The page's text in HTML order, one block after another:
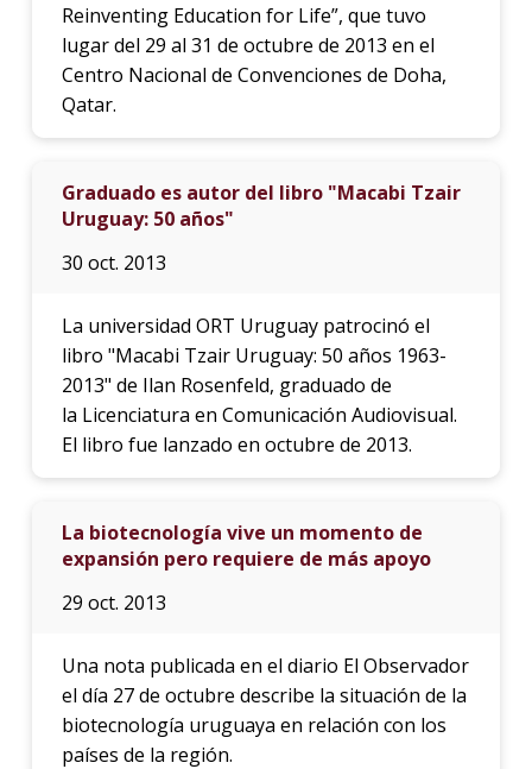
Reinventing Education for Life”, que tuvo
lugar del 29 al 31 de octubre de 2013 en el
Centro Nacional de Convenciones de Doha,
Qatar.
Graduado es autor del libro "Macabi Tzair
Uruguay: 50 años"
30 oct. 2013
La universidad ORT Uruguay patrocinó el
libro "Macabi Tzair Uruguay: 50 años 1963-
2013" de Ilan Rosenfeld, graduado de
la Licenciatura en Comunicación Audiovisual.
El libro fue lanzado en octubre de 2013.
La biotecnología vive un momento de
expansión pero requiere de más apoyo
29 oct. 2013
Una nota publicada en el diario El Observador
el día 27 de octubre describe la situación de la
biotecnología uruguaya en relación con los
países de la región.